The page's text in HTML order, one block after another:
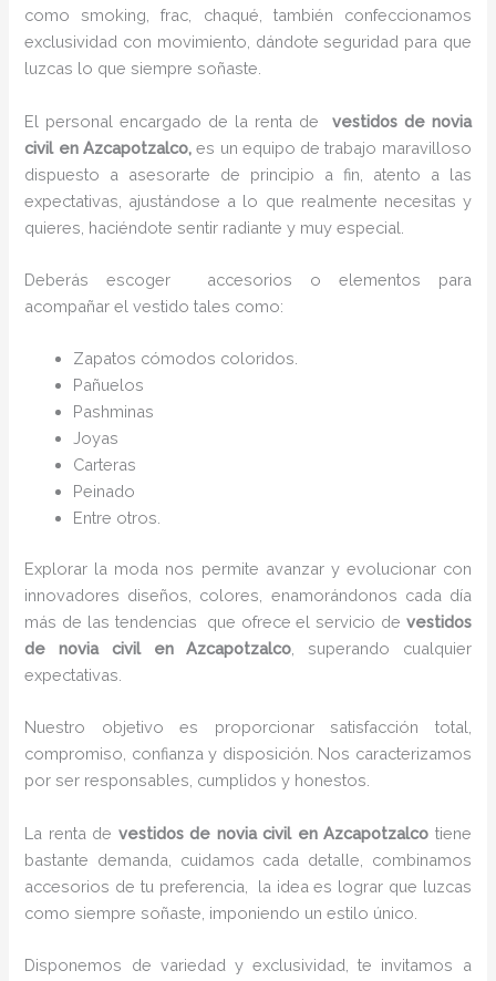
como smoking, frac, chaqué, también confeccionamos
exclusividad con movimiento, dándote seguridad para que
luzcas lo que siempre soñaste.
El personal encargado de la renta de vestidos de novia
civil en Azcapotzalco,es un equipo de trabajo maravilloso
dispuesto a asesorarte de principio a fin, atento a las
expectativas, ajustándose a lo que realmente necesitas y
quieres, haciéndote sentir radiante y muy especial.
Deberás escoger accesorios o elementos para
acompañar el vestido tales como:
Zapatos cómodos coloridos.
Pañuelos
Pashminas
Joyas
Carteras
Peinado
Entre otros.
Explorar la moda nos permite avanzar y evolucionar con
innovadores diseños, colores, enamorándonos cada día
más de las tendencias que ofrece el servicio de vestidos
de novia civil en Azcapotzalco , superando cualquier
expectativas.
Nuestro objetivo es proporcionar satisfacción total,
compromiso, confianza y disposición. Nos caracterizamos
por ser responsables, cumplidos y honestos.
La renta de vestidos de novia civil en Azcapotzalco tiene
bastante demanda, cuidamos cada detalle, combinamos
accesorios de tu preferencia, la idea es lograr que luzcas
como siempre soñaste, imponiendo un estilo único.
Disponemos de variedad y exclusividad, te invitamos a